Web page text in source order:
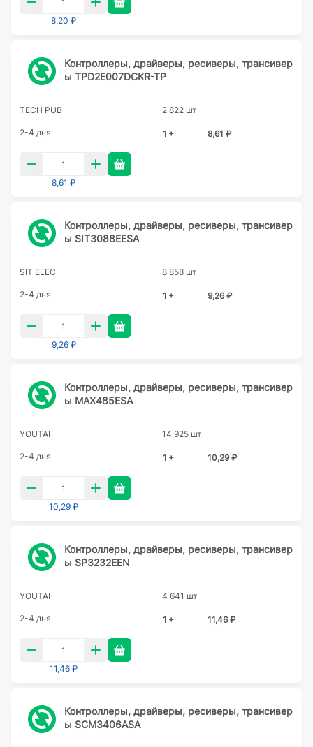
8,20 ₽
Контроллеры, драйверы, ресиверы, трансивер
ы TPD2E007DCKR-TP
TECH PUB 2 822 шт
2-4 дня 1 + 8,61 ₽
8,61 ₽
Контроллеры, драйверы, ресиверы, трансивер
ы SIT3088EESA
SIT ELEC 8 858 шт
2-4 дня 1 + 9,26 ₽
9,26 ₽
Контроллеры, драйверы, ресиверы, трансивер
ы MAX485ESA
YOUTAI 14 925 шт
2-4 дня 1 + 10,29 ₽
10,29 ₽
Контроллеры, драйверы, ресиверы, трансивер
ы SP3232EEN
YOUTAI 4 641 шт
2-4 дня 1 + 11,46 ₽
11,46 ₽
Контроллеры, драйверы, ресиверы, трансивер
ы SCM3406ASA